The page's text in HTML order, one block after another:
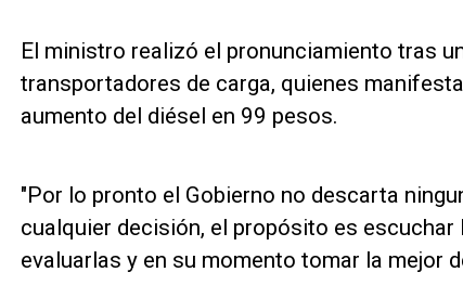
El ministro realizó el pronunciamiento tras
transportadores de carga, quienes
aumento del diésel en 99 pesos.
"Por lo pronto el Gobierno no descarta
cualquier decisión, el propósito es
evaluarlas y en su momento tomar la mejor